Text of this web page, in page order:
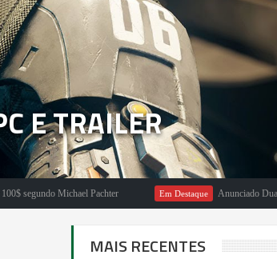
E TRAILER
Michael Pachter Em Destaque Anunciado DualSense
MAIS RECENTES